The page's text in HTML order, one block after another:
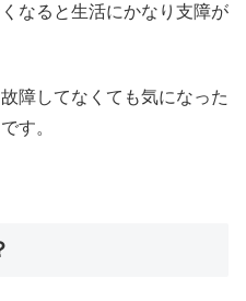
なると生活にかなり支障が
障してなくても気になった
す。